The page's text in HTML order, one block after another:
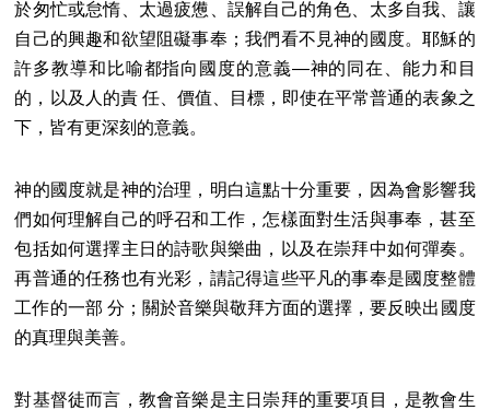
於匆忙或怠惰、太過疲憊、誤解自己的角色、太多自我、讓
自己的興趣和欲望阻礙事奉；我們看不見神的國度。耶穌的
許多教導和比喻都指向國度的意義―神的同在、能力和目
的，以及人的責 任、價值、目標，即使在平常普通的表象之
下，皆有更深刻的意義。
神的國度就是神的治理，明白這點十分重要，因為會影響我
們如何理解自己的呼召和工作，怎樣面對生活與事奉，甚至
包括如何選擇主日的詩歌與樂曲，以及在崇拜中如何彈奏。
再普通的任務也有光彩，請記得這些平凡的事奉是國度整體
工作的一部 分；關於音樂與敬拜方面的選擇，要反映出國度
的真理與美善。
對基督徒而言，教會音樂是主日崇拜的重要項目，是教會生